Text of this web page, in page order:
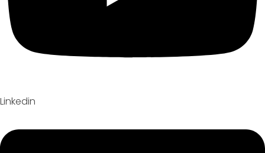
Linkedin